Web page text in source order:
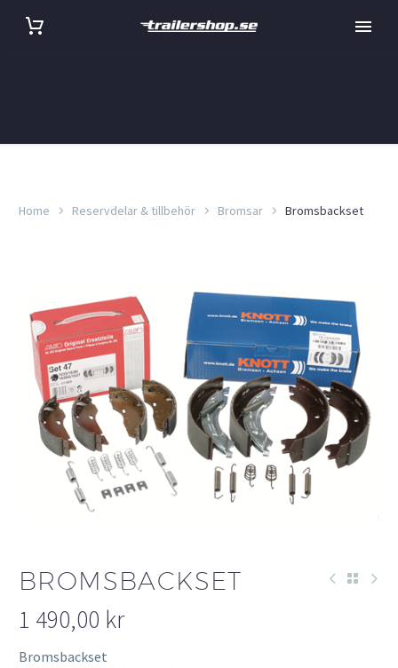
Home Reservdelar & tillbehör Bromsar Bromsbackset
BROMSBACKSET
1 490,00 kr
Bromsbackset